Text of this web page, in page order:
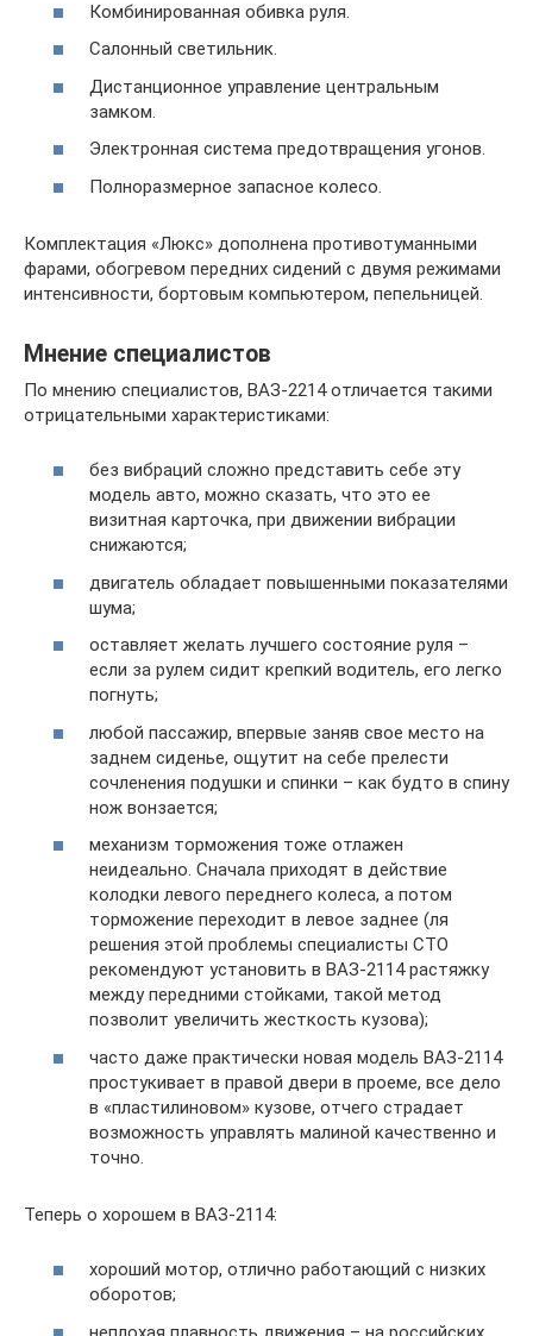
Комбинированная обивка руля.
Салонный светильник.
Дистанционное управление центральным
замком.
Электронная система предотвращения угонов.
Полноразмерное запасное колесо.
Комплектация «Люкс» дополнена противотуманными
фарами, обогревом передних сидений с двумя режимами
интенсивности, бортовым компьютером, пепельницей.
Мнение специалистов
По мнению специалистов, ВАЗ-2214 отличается такими
отрицательными характеристиками:
без вибраций сложно представить себе эту
модель авто, можно сказать, что это ее
визитная карточка, при движении вибрации
снижаются;
двигатель обладает повышенными показателями
шума;
оставляет желать лучшего состояние руля –
если за рулем сидит крепкий водитель, его легко
погнуть;
любой пассажир, впервые заняв свое место на
заднем сиденье, ощутит на себе прелести
сочленения подушки и спинки – как будто в спину
нож вонзается;
механизм торможения тоже отлажен
неидеально. Сначала приходят в действие
колодки левого переднего колеса, а потом
торможение переходит в левое заднее (ля
решения этой проблемы специалисты СТО
рекомендуют установить в ВАЗ-2114 растяжку
между передними стойками, такой метод
позволит увеличить жесткость кузова);
часто даже практически новая модель ВАЗ-2114
простукивает в правой двери в проеме, все дело
в «пластилиновом» кузове, отчего страдает
возможность управлять малиной качественно и
точно.
Теперь о хорошем в ВАЗ-2114:
хороший мотор, отлично работающий с низких
оборотов;